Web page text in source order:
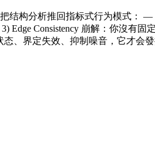
结构分析推回指标式行为模式：
Edge Consistency 崩解：你沒有
态、界定失效、抑制噪音，它才会